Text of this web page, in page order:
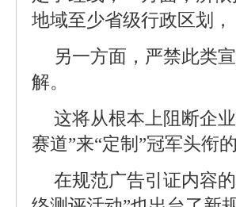
地域至少省级行政区划，
另一方面，严禁此类
解。
这将从根本上阻断企
赛道”来“定制”冠军头衔的
在规范广告引证内容